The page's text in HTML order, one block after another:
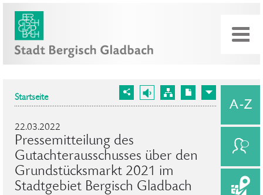
Startseite
22.03.2022
Pressemitteilung des
Gutachterausschusses über den
Grundstücksmarkt 2021 im
Stadtgebiet Bergisch Gladbach